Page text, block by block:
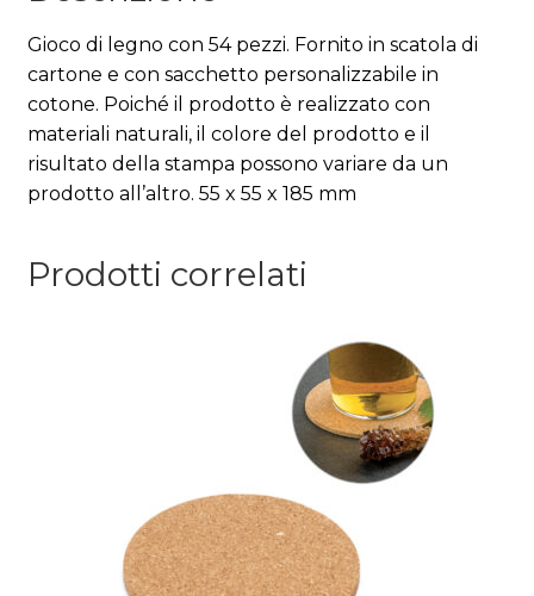
Gioco di legno con 54 pezzi. Fornito in scatola di
cartone e con sacchetto personalizzabile in
cotone. Poiché il prodotto è realizzato con
materiali naturali, il colore del prodotto e il
risultato della stampa possono variare da un
prodotto all’altro. 55 x 55 x 185 mm
Prodotti correlati